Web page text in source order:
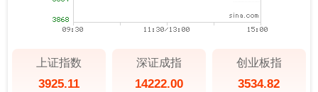
上证指数
3925.11
深证成指
14222.00
创业板指
3534.82